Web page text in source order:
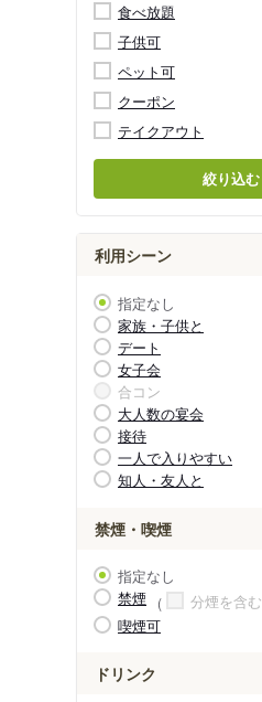
食べ放題
子供可
ペット可
クーポン
テイクアウト
絞り込む
利用シーン
指定なし
家族・子供と
デート
女子会
合コン
大人数の宴会
接待
一人で入りやすい
知人・友人と
禁煙・喫煙
指定なし
禁煙
分煙を含む
喫煙可
ドリンク